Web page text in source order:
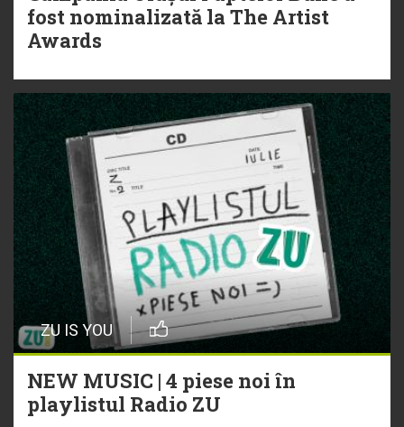
fost nominalizată la The Artist
Awards
ZU IS YOU
NEW MUSIC | 4 piese noi în
playlistul Radio ZU